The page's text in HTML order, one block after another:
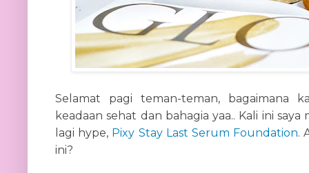
Selamat pagi teman-teman, bagaimana
keadaan sehat dan bahagia yaa.. Kali ini
lagi hype, Pixy Stay Last Serum Foundation.
ini?